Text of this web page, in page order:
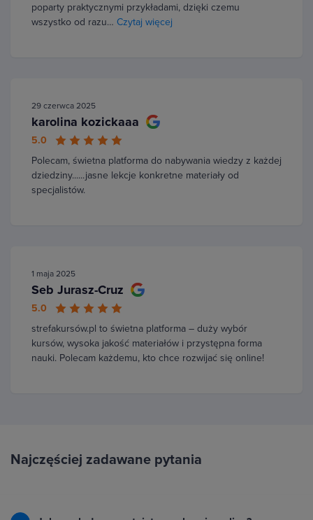
poparty praktycznymi przykładami, dzięki czemu
wszystko od razu… Czytaj więcej
29 czerwca 2025
karolina kozickaaa
5.0
Polecam, świetna platforma do nabywania wiedzy z każdej
dziedziny......jasne lekcje konkretne materiały od
specjalistów.
1 maja 2025
Seb Jurasz-Cruz
5.0
strefakursów.pl to świetna platforma – duży wybór
kursów, wysoka jakość materiałów i przystępna forma
nauki. Polecam każdemu, kto chce rozwijać się online!
Najczęściej zadawane pytania